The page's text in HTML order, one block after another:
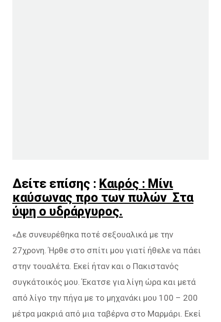
Δείτε επίσης : Καιρός : Μίνι
καύσωνας προ των πυλών Στα
ύψη ο υδράργυρος.
«Δε συνευρέθηκα ποτέ σεξουαλικά με την
27χρονη. Ήρθε στο σπίτι μου γιατί ήθελε να πάει
στην τουαλέτα. Εκεί ήταν και ο Πακιστανός
συγκάτοικός μου. Έκατσε για λίγη ώρα και μετά
από λίγο την πήγα με το μηχανάκι μου 100 – 200
μέτρα μακριά από μια ταβέρνα στο Μαρμάρι. Εκεί